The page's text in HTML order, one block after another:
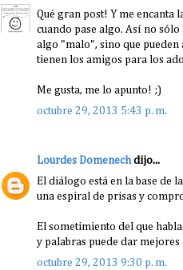
Qué gran post! Y me encanta
cuando pase algo. Así no
algo "malo", sino que pueden
tienen los amigos para los
Me gusta, me lo apunto! ;)
octubre 29, 2013 5:43 p. m.
Lourdes Domenechdijo...
El diálogo está en la base de
una espiral de prisas y
El sometimiento del que
y palabras puede dar
octubre 29, 2013 9:30 p. m.